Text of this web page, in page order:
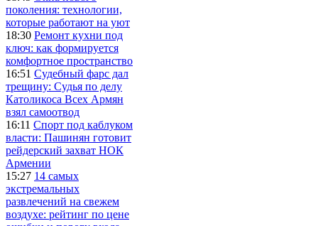
поколения: технологии,
которые работают на уют
18:30 Ремонт кухни под
ключ: как формируется
комфортное пространство
16:51 Судебный фарс дал
трещину: Судья по делу
Католикоса Всех Армян
взял самоотвод
16:11 Спорт под каблуком
власти: Пашинян готовит
рейдерский захват НОК
Армении
15:27 14 самых
экстремальных
развлечений на свежем
воздухе: рейтинг по цене